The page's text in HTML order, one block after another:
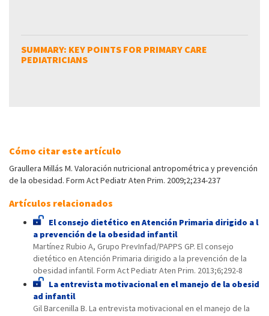
SUMMARY: KEY POINTS FOR PRIMARY CARE
PEDIATRICIANS
Cómo citar este artículo
Graullera Millás M. Valoración nutricional antropométrica y prevención
de la obesidad. Form Act Pediatr Aten Prim. 2009;2;234-237
Artículos relacionados
El consejo dietético en Atención Primaria dirigido a l
a prevención de la obesidad infantil
Martínez Rubio A, Grupo PrevInfad/PAPPS GP. El consejo
dietético en Atención Primaria dirigido a la prevención de la
obesidad infantil. Form Act Pediatr Aten Prim. 2013;6;292-8
La entrevista motivacional en el manejo de la obesid
ad infantil
Gil Barcenilla B. La entrevista motivacional en el manejo de la